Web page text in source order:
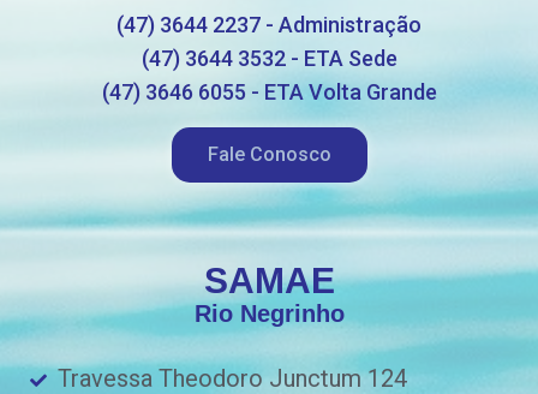
(47) 3644 2237 - Administração
(47) 3644 3532 - ETA Sede
(47) 3646 6055 - ETA Volta Grande
Fale Conosco
SAMAE
Rio Negrinho
Travessa Theodoro Junctum 124